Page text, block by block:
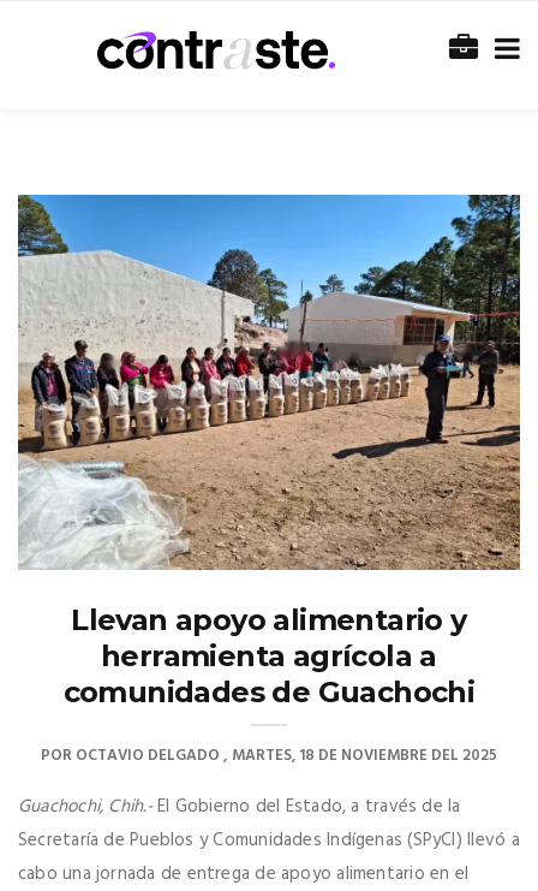
Llevan apoyo alimentario y
herramienta agrícola a
comunidades de Guachochi
POROCTAVIO DELGADO MARTES, 18 DE NOVIEMBRE DEL 2025
Guachochi, Chih.-El Gobierno del Estado, a través de la
Secretaría de Pueblos y Comunidades Indígenas (SPyCI) llevó a
cabo una jornada de entrega de apoyo alimentario en el